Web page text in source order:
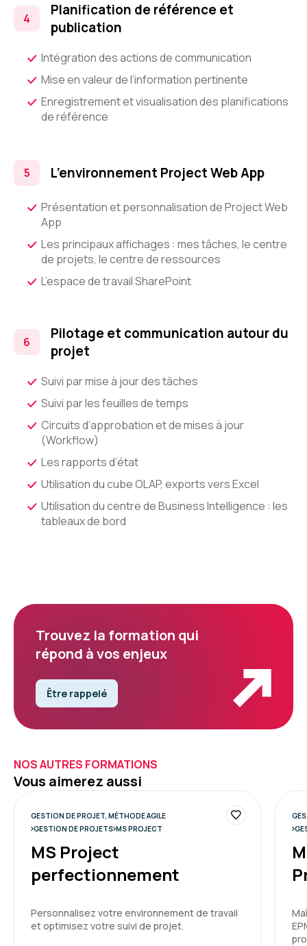
Planification de référence et
publication
Intégration des actions de communication
Mise en valeur de l’information pertinente
Enregistrement et visualisation des planifications
de référence
L’environnement Project Web App
Présentation et personnalisation de Project Web
App
Les principaux affichages : mes tâches, le centre
de projets, le centre de ressources
L’espace de travail SharePoint
Pilotage et communication autour du
projet
Suivi par mise à jour des tâches
Suivi par les feuilles de temps
Circuits d’approbation et de mises à jour
(Workflow)
Les rapports d’état
Utilisation du cube OLAP, exports vers Excel
Utilisation du centre de Business Intelligence : les
tableaux de bord
Trouvez la formation qui
répond à vos enjeux
Être rappelé
NOS AUTRES FORMATIONS
Vous aimerez aussi
GESTION DE PROJET, MÉTHODE AGILE
GESTION DE PROJETS MS PROJECT
MS Project
perfectionnement
Personnalisez votre environnement de travail
et optimisez votre suivi de projet.